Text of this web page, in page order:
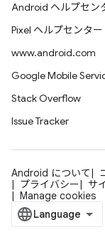
Android ヘルプセン
Pixel ヘルプセンター
www.android.com
Google Mobile
Stack Overflow
Issue Tracker
Android について
プライバシー
サ
Manage cookies